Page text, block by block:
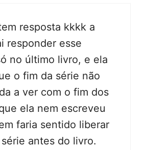
resposta kkkk a
responder esse
no último livro, e ela
o fim da série não
a ver com o fim dos
ela nem escreveu
faria sentido liberar
antes do livro.